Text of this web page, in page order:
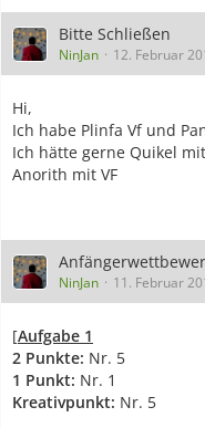
Bitte Schließen
NinJan 12. Februar
Hi,
Ich habe Plinfa Vf und
Ich hätte gerne Quikel
Anorith mit VF
NinJan 11. Februar
[Aufgabe 1
2 Punkte: Nr. 5
1 Punkt: Nr. 1
Kreativpunkt: Nr. 5